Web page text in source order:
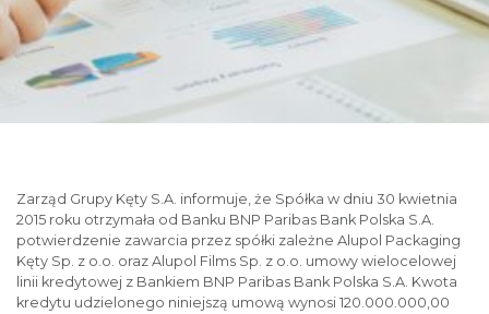
Zarząd Grupy Kęty S.A. informuje, że Spółka w dniu 30 kwietnia
2015 roku otrzymała od Banku BNP Paribas Bank Polska S.A.
potwierdzenie zawarcia przez spółki zależne Alupol Packaging
Kęty Sp. z o.o. oraz Alupol Films Sp. z o.o. umowy wielocelowej
linii kredytowej z Bankiem BNP Paribas Bank Polska S.A. Kwota
kredytu udzielonego niniejszą umową wynosi 120.000.000,00